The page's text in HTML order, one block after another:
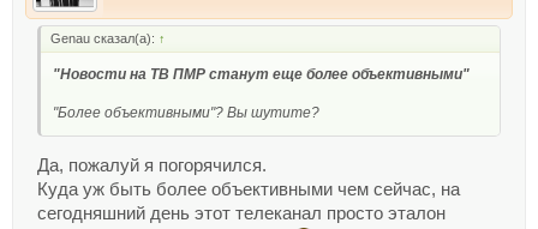
Genau сказал(а): ↑
"Новости на ТВ ПМР станут еще более объективными"
"Более объективными"? Вы шутите?
Да, пожалуй я погорячился.
Куда уж быть более объективными чем сейчас, на
сегодняшний день этот телеканал просто эталон